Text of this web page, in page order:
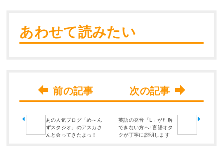
あわせて読みたい
あの人気ブログ「め～ん
ずスタジオ」のアスカさ
んと会ってきたよっ！
英語の発音「L」が理解
できない方へ! 言語オタ
クが丁寧に説明します